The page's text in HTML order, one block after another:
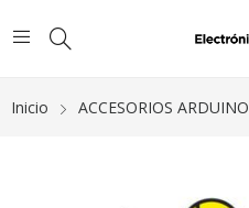
Inicio ACCESORIOS ARDUINO